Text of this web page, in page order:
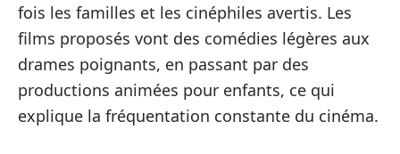
fois les familles et les cinéphiles avertis. Les
films proposés vont des comédies légères aux
drames poignants, en passant par des
productions animées pour enfants, ce qui
explique la fréquentation constante du cinéma.